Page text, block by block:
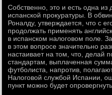
Собственно, это и есть одна из
испанской прокуратуры. В
Роналду, утверждается, что с
продолжать применять
в испанском налоговом поле.
в этом вопросе значительно
настаивает на том, что, делай
стандартам, выплаченная
футболиста, напротив,
Налоговой службой Испании,
пункт можно будет опровергнуть.